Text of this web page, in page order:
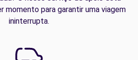
momento para garantir uma viagem
ininterrupta.